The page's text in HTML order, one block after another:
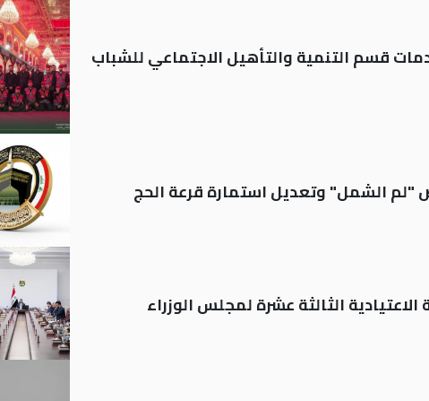
قسم التنمية والتأهيل الاجتماعي للشباب
"لم الشمل" وتعديل استمارة قرعة الحج
الثالثة عشرة لمجلس الوزراء